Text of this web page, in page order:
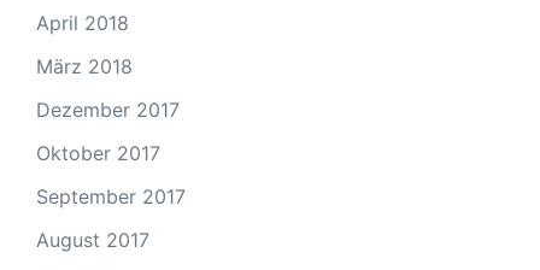
April 2018
März 2018
Dezember 2017
Oktober 2017
September 2017
August 2017